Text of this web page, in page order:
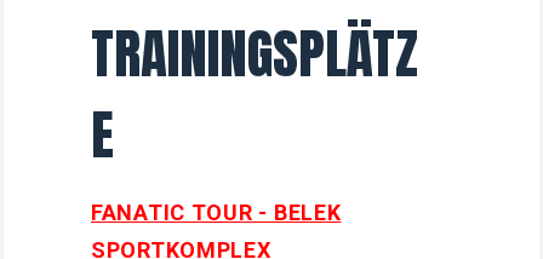
TRAININGSPLÄTZ
E
FANATIC TOUR - BELEK
SPORTKOMPLEX